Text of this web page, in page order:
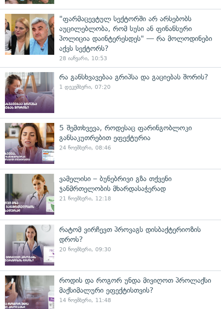
"ფარმაცევტულ სექტორში არ არსებობს
აუცილებლობა, რომ სუსი ან ფინანსური
პოლიცია დაინტერესდეს" — რა მოლოდინები
აქვს სექტორს?
28 იანვარი, 10:53
რა განსხვავებაა გრიპსა და გაციებას შორის?
1 დეკემბერი, 07:20
5 შემთხვევა, როდესაც ფარინგობლოკი
განსაკუთრებით ეფექტურია
24 ნოემბერი, 08:46
ვამელისი – ბუნებრივი გზა თქვენი
ჯანმრთელობის მხარდასაჭერად
21 ნოემბერი, 12:18
რატომ ვირჩევთ პროვაგს დისბაქტერიოზის
დროს?
20 ნოემბერი, 09:30
როდის და როგორ უნდა მივიღოთ პროლაქსი
მაქსიმალური ეფექტისთვის?
14 ნოემბერი, 11:48